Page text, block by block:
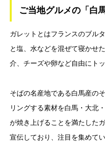
ご当地グルメの「白
ガレットとはフランスのブル
と塩、水などを混ぜて寝かせ
介、チーズや卵など自由にト
そばの名産地である白馬産の
リングする素材を白馬・大北
が焼き上げることを満たした
宣伝しており、注目を集めてい